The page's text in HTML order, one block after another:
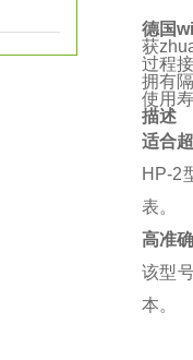
德国
获
过程
拥有
使用
描述
适合
HP-2
表。
高准
该型
本。